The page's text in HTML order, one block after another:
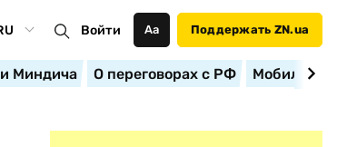
Войти Аа Поддержать ZN.ua
Миндича О переговорах с РФ